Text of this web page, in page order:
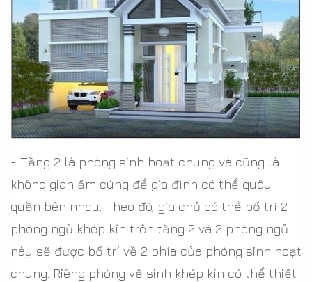
- Tầng 2 là phòng sinh hoạt chung và cũng là
không gian ấm cúng để gia đình có thể quây
quần bên nhau. Theo đó, gia chủ có thể bố trí 2
phòng ngủ khép kín trên tầng 2 và 2 phòng ngủ
này sẽ được bố trí về 2 phía của phòng sinh hoạt
chung. Riêng phòng vệ sinh khép kín có thể thiết